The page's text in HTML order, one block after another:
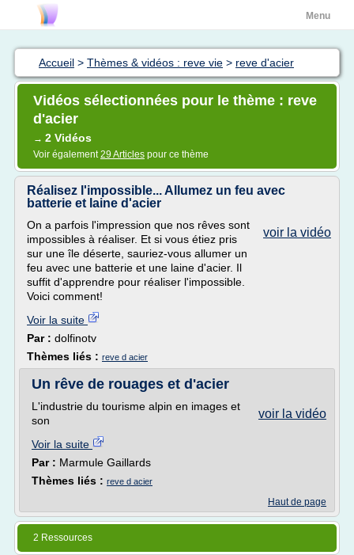
Menu
Accueil > Thèmes & vidéos : reve vie > reve d'acier
Vidéos sélectionnées pour le thème : reve
d'acier
→ 2 Vidéos
Voir également29 Articles pour ce thème
Réalisez l'impossible... Allumez un feu avec
batterie et laine d'acier
voir la vidéo
On a parfois l'impression que nos rêves sont
impossibles à réaliser. Et si vous étiez pris
sur une île déserte, sauriez-vous allumer un
feu avec une batterie et une laine d'acier. Il
suffit d'apprendre pour réaliser l'impossible.
Voici comment!
Voir la suite
Par : dolfinotv
Thèmes liés : reve d acier
Un rêve de rouages et d'acier
voir la vidéo
L'industrie du tourisme alpin en images et
son
Voir la suite
Par : Marmule Gaillards
Thèmes liés : reve d acier
Haut de page
2 Ressources